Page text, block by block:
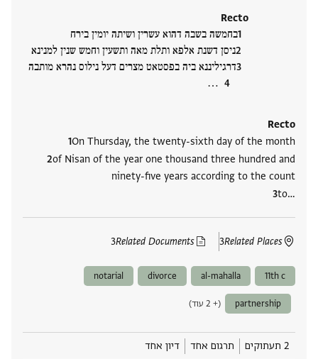
Recto
בחמשה בשבה דהוא עשרין ושיתה יומין בירח
ניסן דשנת אלפא ותלת מאה ותשעין וחמש שנין למנינא
דרגיליננא ביה בפסטאט מצרים דעל נילוס נהרא מותבה
‮…
Recto
On Thursday, the twenty-sixth day of the month
of Nisan of the year one thousand three hundred and
ninety-five years according to the count
to‮…
Related Places
3
Related Documents
3
11th c
al-mahalla
divorce
notarial
partnership (+ 2 עוד)
2 תעתוקים תרגום אחד דיון אחד